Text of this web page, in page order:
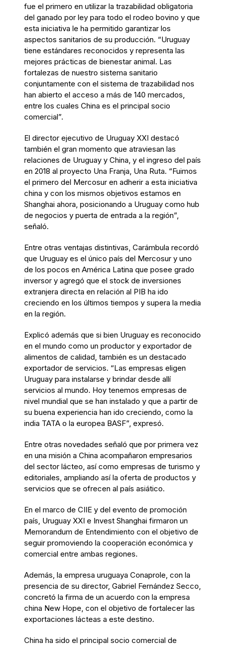
fue el primero en utilizar la trazabilidad obligatoria
del ganado por ley para todo el rodeo bovino y que
esta iniciativa le ha permitido garantizar los
aspectos sanitarios de su producción. “Uruguay
tiene estándares reconocidos y representa las
mejores prácticas de bienestar animal. Las
fortalezas de nuestro sistema sanitario
conjuntamente con el sistema de trazabilidad nos
han abierto el acceso a más de 140 mercados,
entre los cuales China es el principal socio
comercial”.
El director ejecutivo de Uruguay XXI destacó
también el gran momento que atraviesan las
relaciones de Uruguay y China, y el ingreso del país
en 2018 al proyecto Una Franja, Una Ruta. “Fuimos
el primero del Mercosur en adherir a esta iniciativa
china y con los mismos objetivos estamos en
Shanghai ahora, posicionando a Uruguay como hub
de negocios y puerta de entrada a la región”,
señaló.
Entre otras ventajas distintivas, Carámbula recordó
que Uruguay es el único país del Mercosur y uno
de los pocos en América Latina que posee grado
inversor y agregó que el stock de inversiones
extranjera directa en relación al PIB ha ido
creciendo en los últimos tiempos y supera la media
en la región.
Explicó además que si bien Uruguay es reconocido
en el mundo como un productor y exportador de
alimentos de calidad, también es un destacado
exportador de servicios. “Las empresas eligen
Uruguay para instalarse y brindar desde allí
servicios al mundo. Hoy tenemos empresas de
nivel mundial que se han instalado y que a partir de
su buena experiencia han ido creciendo, como la
india TATA o la europea BASF”, expresó.
Entre otras novedades señaló que por primera vez
en una misión a China acompañaron empresarios
del sector lácteo, así como empresas de turismo y
editoriales, ampliando así la oferta de productos y
servicios que se ofrecen al país asiático.
En el marco de CIIE y del evento de promoción
país, Uruguay XXI e Invest Shanghai firmaron un
Memorandum de Entendimiento con el objetivo de
seguir promoviendo la cooperación económica y
comercial entre ambas regiones.
Además, la empresa uruguaya Conaprole, con la
presencia de su director, Gabriel Fernández Secco,
concretó la firma de un acuerdo con la empresa
china New Hope, con el objetivo de fortalecer las
exportaciones lácteas a este destino.
China ha sido el principal socio comercial de